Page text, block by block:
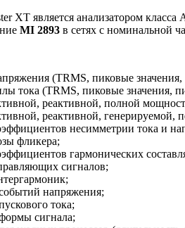
XT является анализатором
MI 2893 в сетях с номинальной
(TRMS, пиковые
тока (TRMS, пиковые значения,
реактивной, полной
реактивной, генерируемой,
несимметрии тока и
фликера;
гармонических
сигналов;
напряжения;
тока;
сигнала;